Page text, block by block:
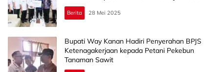
Berita 28 Mei 2025
Bupati Way Kanan Hadiri Penyerahan BPJS
Ketenagakerjaan kepada Petani Pekebun
Tanaman Sawit